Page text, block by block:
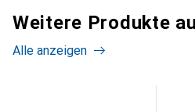
Alle anzeigen